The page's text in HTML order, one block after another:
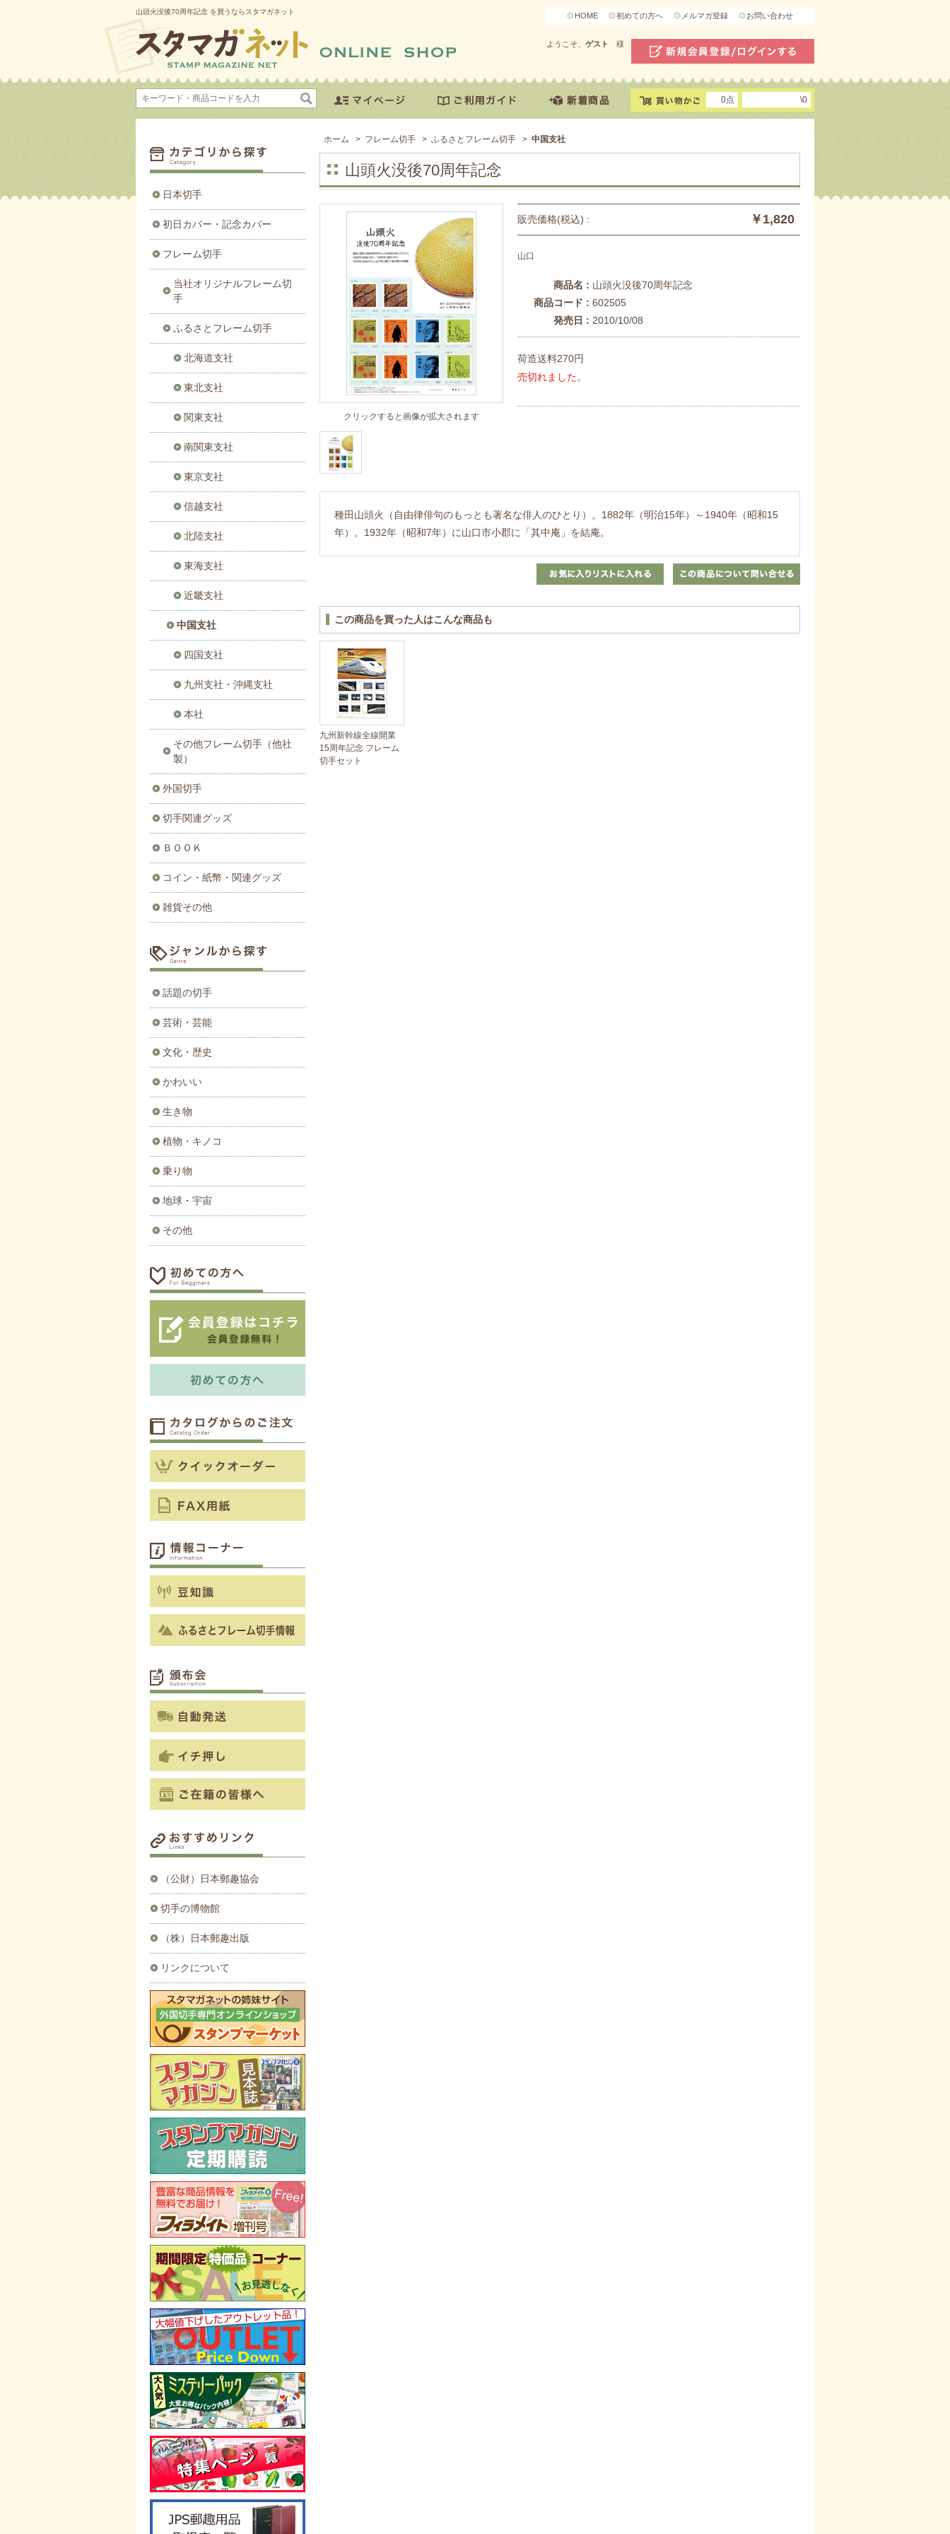
山頭火没後70周年記念 を買うならスタマガネット HOME 初めての方へ メルマガ登録 お問い合わせ
ようこそ、 ゲスト 様
0点 \0
ホーム > フレーム切手 > ふるさとフレーム切手 > 中国支社
山頭火没後70周年記念
クリックすると画像が拡大されます
販売価格(税込) : ￥1,820
山口
商品名 : 山頭火没後70周年記念
商品コード : 602505
発売日 : 2010/10/08
荷造送料270円
売切れました。
種田山頭火（自由律俳句のもっとも著名な俳人のひとり）。1882年（明治15年）～1940年（昭和15
年）。1932年（昭和7年）に山口市小郡に「其中庵」を結庵。
この商品を買った人はこんな商品も
九州新幹線全線開業
15周年記念 フレーム
切手セット
日本切手
初日カバー・記念カバー
フレーム切手
当社オリジナルフレーム切
手
ふるさとフレーム切手
北海道支社
東北支社
関東支社
南関東支社
東京支社
信越支社
北陸支社
東海支社
近畿支社
中国支社
四国支社
九州支社・沖縄支社
本社
その他フレーム切手（他社
製）
外国切手
切手関連グッズ
ＢＯＯＫ
コイン・紙幣・関連グッズ
雑貨その他
話題の切手
芸術・芸能
文化・歴史
かわいい
生き物
植物・キノコ
乗り物
地球・宇宙
その他
（公財）日本郵趣協会
切手の博物館
（株）日本郵趣出版
リンクについて